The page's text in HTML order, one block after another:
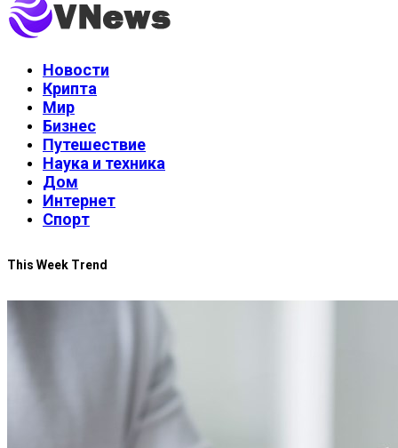
Новости
Крипта
Мир
Бизнес
Путешествие
Наука и техника
Дом
Интернет
Спорт
This Week Trend